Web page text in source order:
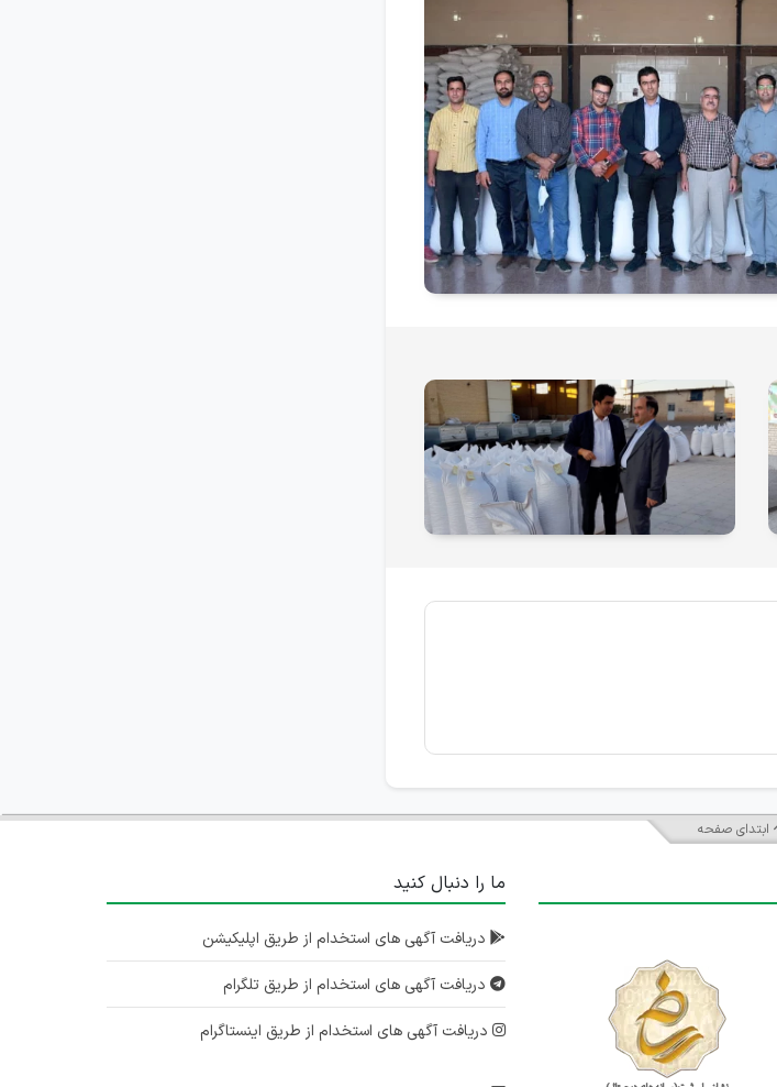
ابتدای صفحه
ما را دنبال کنید
دریافت آگهی های استخدام از طریق اپلیکیشن
دریافت آگهی های استخدام از طریق تلگرام
دریافت آگهی های استخدام از طریق اینستاگرام